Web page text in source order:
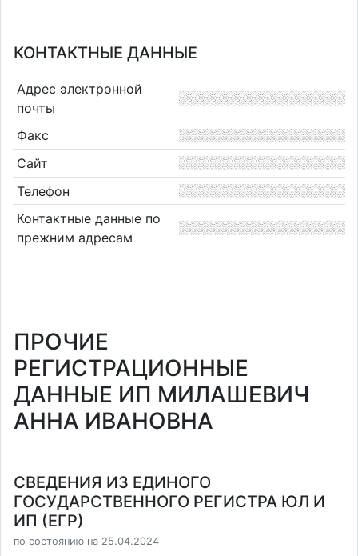
КОНТАКТНЫЕ ДАННЫЕ
Адрес электронной
почты
Факс
Сайт
Телефон
Контактные данные по
прежним адресам
ПРОЧИЕ
РЕГИСТРАЦИОННЫЕ
ДАННЫЕ ИП МИЛАШЕВИЧ
АННА ИВАНОВНА
СВЕДЕНИЯ ИЗ ЕДИНОГО
ГОСУДАРСТВЕННОГО РЕГИСТРА ЮЛ И
ИП (ЕГР)
по состоянию на 25.04.2024